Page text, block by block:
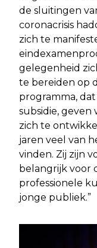
de sluitingen
coronacrisis
zich te
gelegenheid
te bereiden op
programma,
subsidie, geven
zich te
jaren veel van
vinden. Zij zijn
belangrijk voor
professionele
jonge publiek.”